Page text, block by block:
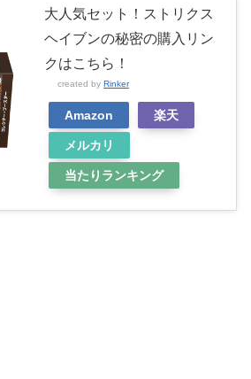
大人気セット！ストリクス
ヘイブンの秘密の購入リン
クはこちら！
created by Rinker
Amazon 楽天
メルカリ
当たりランキング